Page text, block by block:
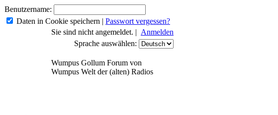
Benutzername:
Daten in Cookie speichern | Passwort vergessen?
Sie sind nicht angemeldet. | Anmelden
Sprache auswählen:
Wumpus Gollum Forum von
Wumpus Welt der (alten) Radios